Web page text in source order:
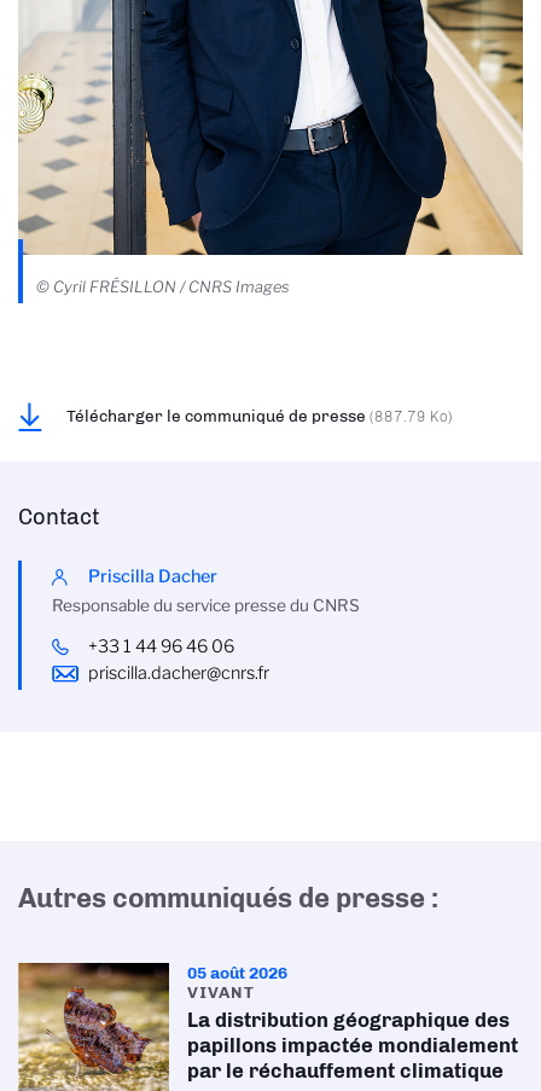
© Cyril FRÉSILLON / CNRS Images
Télécharger le communiqué de presse (887.79 Ko)
Contact
Priscilla Dacher
Responsable du service presse du CNRS
+33 1 44 96 46 06
priscilla.dacher@cnrs.fr
Autres communiqués de presse :
05 août 2026
VIVANT
La distribution géographique des
papillons impactée mondialement
par le réchauffement climatique